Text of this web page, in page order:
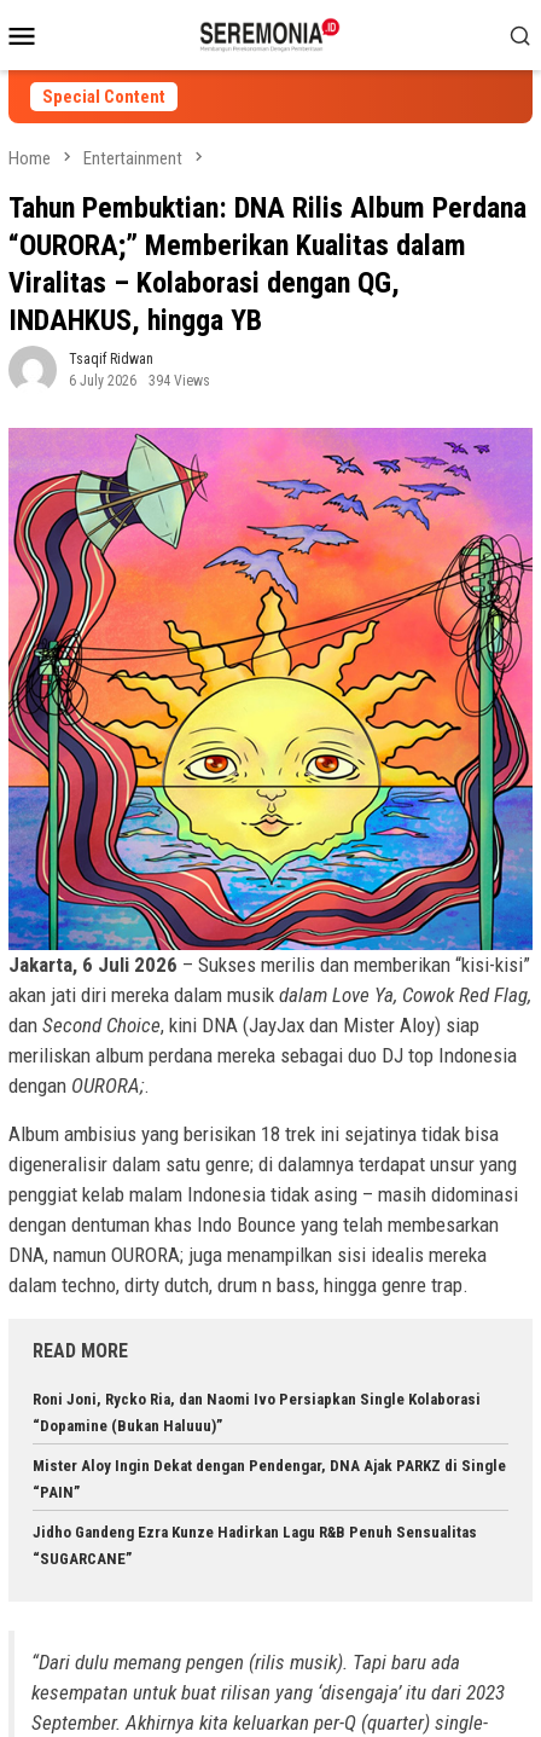
to
contentMenu
Special Content
Home Entertainment
Tahun Pembuktian: DNA Rilis Album Perdana
“OURORA;” Memberikan Kualitas dalam
Viralitas – Kolaborasi dengan QG,
INDAHKUS, hingga YB
Tsaqif Ridwan
6 July 2026
394 Views
Jakarta, 6 Juli 2026 – Sukses merilis dan memberikan “kisi-kisi”
akan jati diri mereka dalam musik dalam Love Ya, Cowok Red Flag,
dan Second Choice, kini DNA (JayJax dan Mister Aloy) siap
meriliskan album perdana mereka sebagai duo DJ top Indonesia
dengan OURORA;.
Album ambisius yang berisikan 18 trek ini sejatinya tidak bisa
digeneralisir dalam satu genre; di dalamnya terdapat unsur yang
penggiat kelab malam Indonesia tidak asing – masih didominasi
dengan dentuman khas Indo Bounce yang telah membesarkan
DNA, namun OURORA; juga menampilkan sisi idealis mereka
dalam techno, dirty dutch, drum n bass, hingga genre trap.
READ MORE
Roni Joni, Rycko Ria, dan Naomi Ivo Persiapkan Single Kolaborasi
“Dopamine (Bukan Haluuu)”
Mister Aloy Ingin Dekat dengan Pendengar, DNA Ajak PARKZ di Single
“PAIN”
Jidho Gandeng Ezra Kunze Hadirkan Lagu R&B Penuh Sensualitas
“SUGARCANE”
“Dari dulu memang pengen (rilis musik). Tapi baru ada
kesempatan untuk buat rilisan yang ‘disengaja’ itu dari 2023
September. Akhirnya kita keluarkan per-Q (quarter) single-